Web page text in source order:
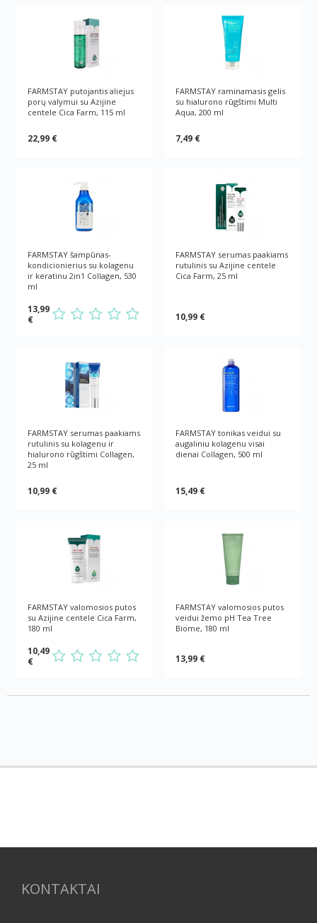
FARMSTAY putojantis aliejus
porų valymui su Azijine
centele Cica Farm, 115 ml
22,99 €
FARMSTAY raminamasis gelis
su hialurono rūgštimi Multi
Aqua, 200 ml
7,49 €
FARMSTAY šampūnas-
kondicionierius su kolagenu
ir keratinu 2in1 Collagen, 530
ml
13,99
€
FARMSTAY serumas paakiams
rutulinis su Azijine centele
Cica Farm, 25 ml
10,99 €
FARMSTAY serumas paakiams
rutulinis su kolagenu ir
hialurono rūgštimi Collagen,
25 ml
10,99 €
FARMSTAY tonikas veidui su
augaliniu kolagenu visai
dienai Collagen, 500 ml
15,49 €
FARMSTAY valomosios putos
su Azijine centele Cica Farm,
180 ml
10,49
€
FARMSTAY valomosios putos
veidui žemo pH Tea Tree
Biome, 180 ml
13,99 €
KONTAKTAI